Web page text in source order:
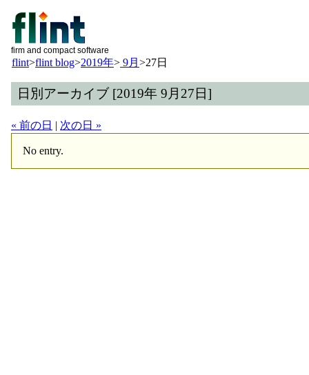
firm and compact software
flint>flint blog>2019年> 9月 >27日
日別アーカイブ [2019年 9月27日]
« 前の日 | 次の日 »
No entry.